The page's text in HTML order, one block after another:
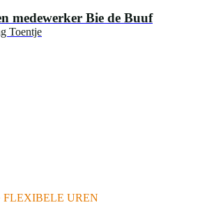
medewerker Bie de Buuf
Toentje
FLEXIBELE UREN